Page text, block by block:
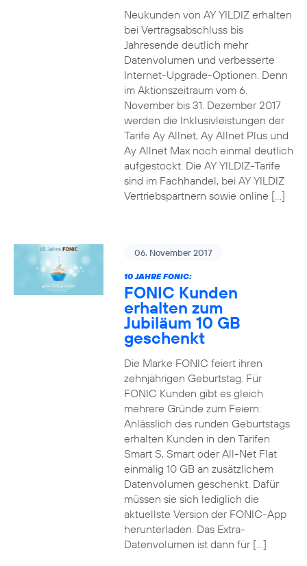
Neukunden von AY YILDIZ erhalten
bei Vertragsabschluss bis
Jahresende deutlich mehr
Datenvolumen und verbesserte
Internet-Upgrade-Optionen. Denn
im Aktionszeitraum vom 6.
November bis 31. Dezember 2017
werden die Inklusivleistungen der
Tarife Ay Allnet, Ay Allnet Plus und
Ay Allnet Max noch einmal deutlich
aufgestockt. Die AY YILDIZ-Tarife
sind im Fachhandel, bei AY YILDIZ
Vertriebspartnern sowie online […]
06. November 2017
10 JAHRE FONIC:
FONIC Kunden
erhalten zum
Jubiläum 10 GB
geschenkt
Die Marke FONIC feiert ihren
zehnjährigen Geburtstag. Für
FONIC Kunden gibt es gleich
mehrere Gründe zum Feiern:
Anlässlich des runden Geburtstags
erhalten Kunden in den Tarifen
Smart S, Smart oder All-Net Flat
einmalig 10 GB an zusätzlichem
Datenvolumen geschenkt. Dafür
müssen sie sich lediglich die
aktuellste Version der FONIC-App
herunterladen. Das Extra-
Datenvolumen ist dann für […]